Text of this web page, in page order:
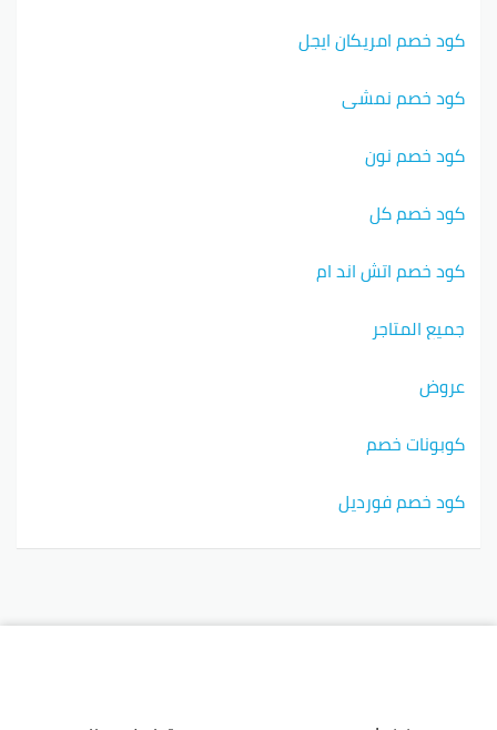
كود خصم امريكان ايجل
كود خصم نمشي
كود خصم نون
كود خصم كل
كود خصم اتش اند ام
جميع المتاجر
عروض
كوبونات خصم
كود خصم فورديل